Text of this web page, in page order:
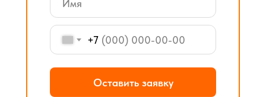
+7
Оставить заявку